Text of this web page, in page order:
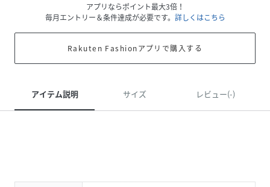
アプリならポイント最大3倍！
毎月エントリー＆条件達成が必要です。 詳しくはこちら
Rakuten Fashionアプリで購入する
アイテム説明 サイズ レビュー(-)